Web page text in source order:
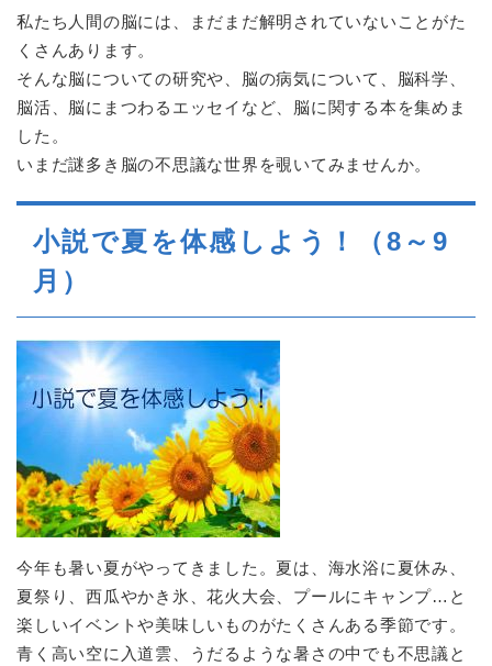
私たち人間の脳には、まだまだ解明されていないことがた
くさんあります。
そんな脳についての研究や、脳の病気について、脳科学、
脳活、脳にまつわるエッセイなど、脳に関する本を集めま
した。
いまだ謎多き脳の不思議な世界を覗いてみませんか。
小説で夏を体感しよう！（8～9
月）
今年も暑い夏がやってきました。夏は、海水浴に夏休み、
夏祭り、西瓜やかき氷、花火大会、プールにキャンプ…と
楽しいイベントや美味しいものがたくさんある季節です。
青く高い空に入道雲、うだるような暑さの中でも不思議と